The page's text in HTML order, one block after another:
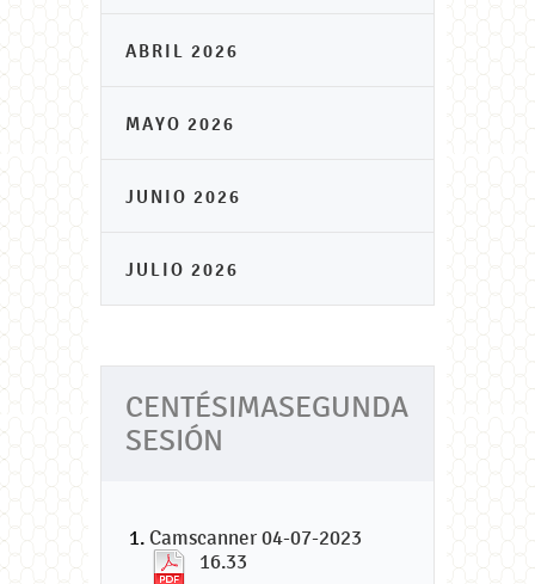
ABRIL 2026
MAYO 2026
JUNIO 2026
JULIO 2026
CENTÉSIMASEGUNDA
SESIÓN
Camscanner 04-07-2023
16.33